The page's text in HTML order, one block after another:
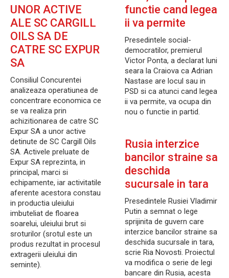
UNOR ACTIVE
ALE SC CARGILL
OILS SA DE
CATRE SC EXPUR
SA
Consiliul Concurentei
analizeaza operatiunea de
concentrare economica ce
se va realiza prin
achizitionarea de catre SC
Expur SA a unor active
detinute de SC Cargill Oils
SA. Activele preluate de
Expur SA reprezinta, in
principal, marci si
echipamente, iar activitatile
aferente acestora constau
in productia uleiului
imbuteliat de floarea
soarelui, uleiului brut si
sroturilor (srotul este un
produs rezultat in procesul
extragerii uleiului din
seminte).
functie cand legea
ii va permite
Presedintele social-
democratilor, premierul
Victor Ponta, a declarat luni
seara la Craiova ca Adrian
Nastase are locul sau in
PSD si ca atunci cand legea
ii va permite, va ocupa din
nou o functie in partid.
Rusia interzice
bancilor straine sa
deschida
sucursale in tara
Presedintele Rusiei Vladimir
Putin a semnat o lege
sprijinita de guvern care
interzice bancilor straine sa
deschida sucursale in tara,
scrie Ria Novosti. Proiectul
va modifica o serie de legi
bancare din Rusia, acesta